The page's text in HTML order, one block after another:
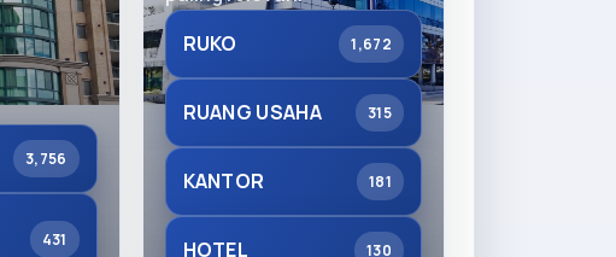
3,756
431
RUKO
1,672
RUANG USAHA 315
KANTOR 181
HOTEL 130